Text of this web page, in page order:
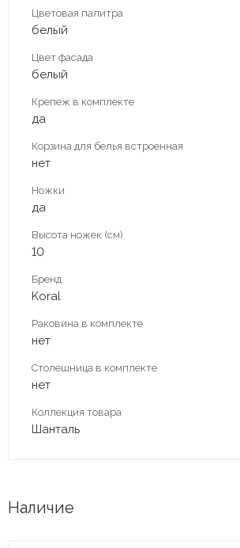
Цветовая палитра
белый
Цвет фасада
белый
Крепеж в комплекте
да
Корзина для белья встроенная
нет
Ножки
да
Высота ножек (см)
10
Бренд
Koral
Раковина в комплекте
нет
Столешница в комплекте
нет
Коллекция товара
Шанталь
Наличие